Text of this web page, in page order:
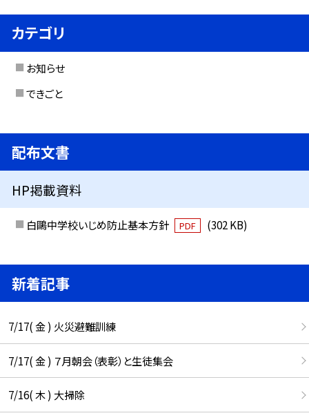
カテゴリ
お知らせ
できごと
配布文書
HP掲載資料
白鷗中学校いじめ防止基本方針 PDF (302 KB)
新着記事
7/17( 金 ) 火災避難訓練
7/17( 金 ) ７月朝会（表彰）と生徒集会
7/16( 木 ) 大掃除